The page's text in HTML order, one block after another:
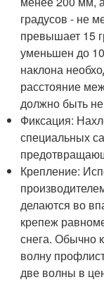
градусов - не
превышает 15
уменьшен до
наклона
расстояние
должно быть
Фиксация:
специальных
Крепление:
делаются во
крепеж
снега. Обычно
волну
две волны в